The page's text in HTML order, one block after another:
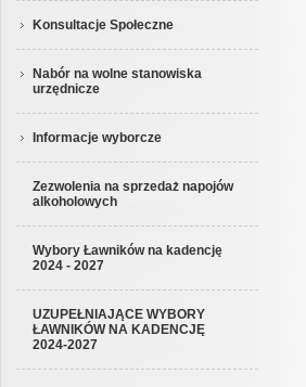
Konsultacje Społeczne
Nabór na wolne stanowiska
urzędnicze
Informacje wyborcze
Zezwolenia na sprzedaż napojów
alkoholowych
Wybory Ławników na kadencję
2024 - 2027
UZUPEŁNIAJĄCE WYBORY
ŁAWNIKÓW NA KADENCJĘ
2024-2027